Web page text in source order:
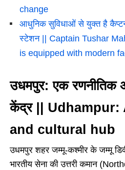
change
आधुनिक सुविधाओं से युक्त है
स्टेशन || Captain Tushar
is equipped with modern
उधमपुर: एक रणनीतिक
केंद्र || Udhampur:
and cultural hub
उधमपुर शहर जम्मू-कश्मीर के जम्मू
भारतीय सेना की उत्तरी कमान